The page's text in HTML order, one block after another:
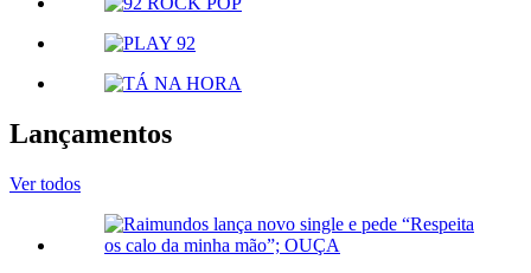
Lançamentos
Ver todos